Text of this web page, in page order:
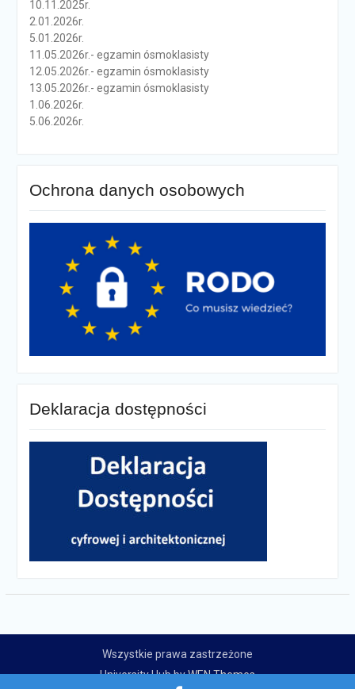
10.11.2025r.
2.01.2026r.
5.01.2026r.
11.05.2026r.- egzamin ósmoklasisty
12.05.2026r.- egzamin ósmoklasisty
13.05.2026r.- egzamin ósmoklasisty
1.06.2026r.
5.06.2026r.
Ochrona danych osobowych
Deklaracja dostępności
Wszystkie prawa zastrzeżone
University Hub byWEN Themes